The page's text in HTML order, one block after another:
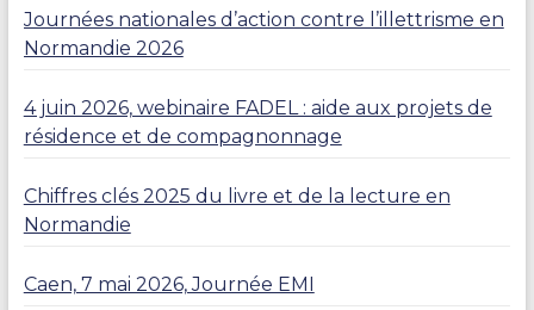
Journées nationales d’action contre l’illettrisme en
Normandie 2026
4 juin 2026, webinaire FADEL : aide aux projets de
résidence et de compagnonnage
Chiffres clés 2025 du livre et de la lecture en
Normandie
Caen, 7 mai 2026, Journée EMI